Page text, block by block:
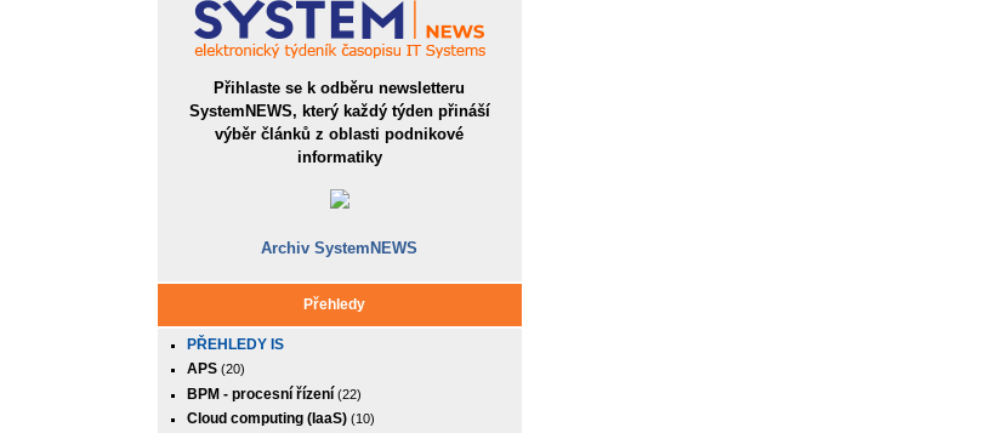
Přihlaste se k odběru newsletteru
SystemNEWS, který každý týden přináší
výběr článků z oblasti podnikové
informatiky
Archiv SystemNEWS
Přehledy
PŘEHLEDY IS
APS(20)
BPM - procesní řízení(22)
Cloud computing (IaaS)(10)